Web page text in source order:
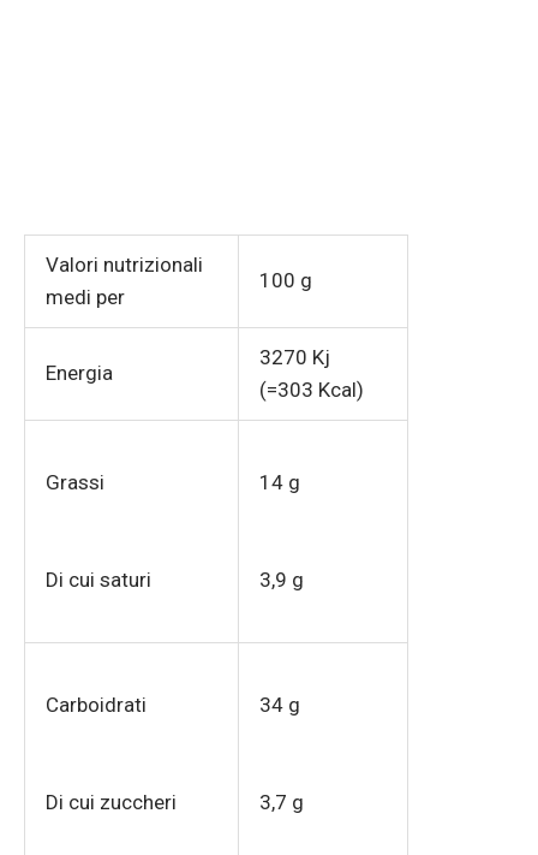
Valori nutrizionali
medi per
100 g
Energia
3270 Kj
(=303 Kcal)
Grassi
Di cui saturi
14 g
3,9 g
Carboidrati
Di cui zuccheri
34 g
3,7 g